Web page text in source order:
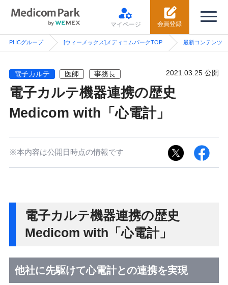
会員登録
マイページ
PHCグループ [ウィーメックス]メディコムパークTOP 最新コンテンツ
電子カルテ 医師 事務長 2021.03.25 公開
電子カルテ機器連携の歴史
Medicom with「心電計」
※本内容は公開日時点の情報です
電子カルテ機器連携の歴史
Medicom with「心電計」
他社に先駆けて心電計との連携を実現